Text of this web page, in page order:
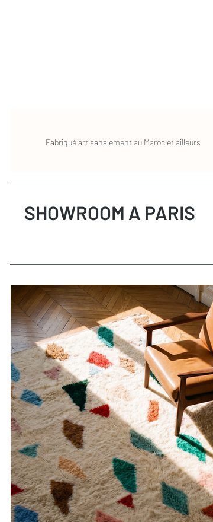
Fabriqué artisanalement au Maroc et ailleurs
SHOWROOM A PARIS